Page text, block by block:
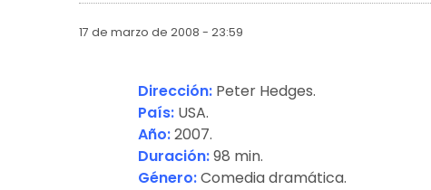
17 de marzo de 2008 - 23:59
Dirección: Peter Hedges.
País: USA.
Año:2007.
Duración:98 min.
Género:Comedia dramática.